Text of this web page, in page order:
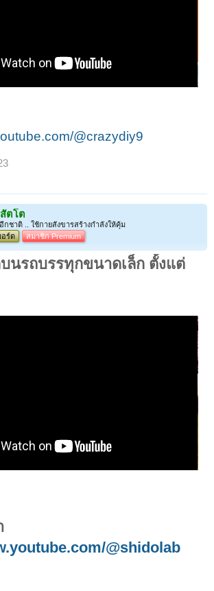
@crazydiy9
ตโต
กชาติ .. ใช้กายสังขารสร้างกำลังให้คุ้ม
อร์ด
สมาชิก Premium
นรถบรรทุกขนาดเล็ก ตั้งแต่
@shidolab